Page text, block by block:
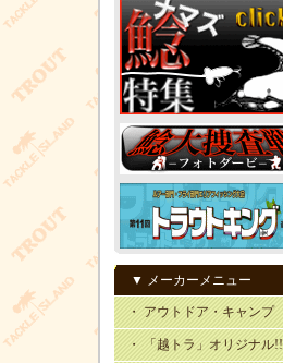
▼ メーカーメニュー
・ アウトドア・キャンプ
・ 「越トラ」オリジナル!!